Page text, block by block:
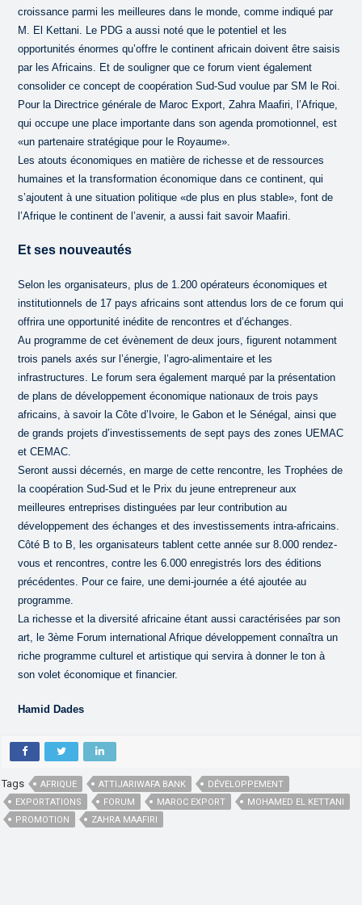
croissance parmi les meilleures dans le monde, comme indiqué par
M. El Kettani. Le PDG a aussi noté que le potentiel et les
opportunités énormes qu’offre le continent africain doivent être saisis
par les Africains. Et de souligner que ce forum vient également
consolider ce concept de coopération Sud-Sud voulue par SM le Roi.
Pour la Directrice générale de Maroc Export, Zahra Maafiri, l’Afrique,
qui occupe une place importante dans son agenda promotionnel, est
«un partenaire stratégique pour le Royaume».
Les atouts économiques en matière de richesse et de ressources
humaines et la transformation économique dans ce continent, qui
s’ajoutent à une situation politique «de plus en plus stable», font de
l’Afrique le continent de l’avenir, a aussi fait savoir Maafiri.
Et ses nouveautés
Selon les organisateurs, plus de 1.200 opérateurs économiques et
institutionnels de 17 pays africains sont attendus lors de ce forum qui
offrira une opportunité inédite de rencontres et d’échanges.
Au programme de cet évènement de deux jours, figurent notamment
trois panels axés sur l’énergie, l’agro-alimentaire et les
infrastructures. Le forum sera également marqué par la présentation
de plans de développement économique nationaux de trois pays
africains, à savoir la Côte d’Ivoire, le Gabon et le Sénégal, ainsi que
de grands projets d’investissements de sept pays des zones UEMAC
et CEMAC.
Seront aussi décernés, en marge de cette rencontre, les Trophées de
la coopération Sud-Sud et le Prix du jeune entrepreneur aux
meilleures entreprises distinguées par leur contribution au
développement des échanges et des investissements intra-africains.
Côté B to B, les organisateurs tablent cette année sur 8.000 rendez-
vous et rencontres, contre les 6.000 enregistrés lors des éditions
précédentes. Pour ce faire, une demi-journée a été ajoutée au
programme.
La richesse et la diversité africaine étant aussi caractérisées par son
art, le 3ème Forum international Afrique développement connaîtra un
riche programme culturel et artistique qui servira à donner le ton à
son volet économique et financier.
Hamid Dades
Tags AFRIQUE ATTIJARIWAFA BANK
DÉVELOPPEMENT
EXPORTATIONS
FORUM MAROC EXPORT
MOHAMED EL KETTANI
PROMOTION
ZAHRA MAAFIRI